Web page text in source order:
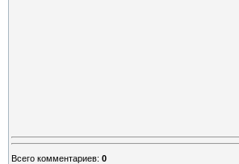
Всего комментариев: 0